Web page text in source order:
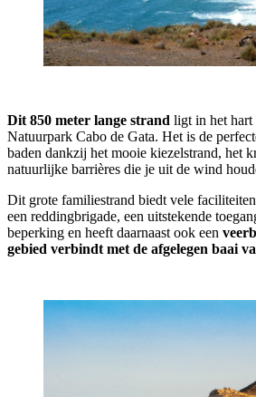
Dit 850 meter lange strand ligt in het
Natuurpark Cabo de Gata. Het is de
baden dankzij het mooie kiezelstrand, het
natuurlijke barrières die je uit de wind
Dit grote familiestrand biedt vele
een reddingbrigade, een uitstekende
beperking en heeft daarnaast ook een
gebied verbindt met de afgelegen baai